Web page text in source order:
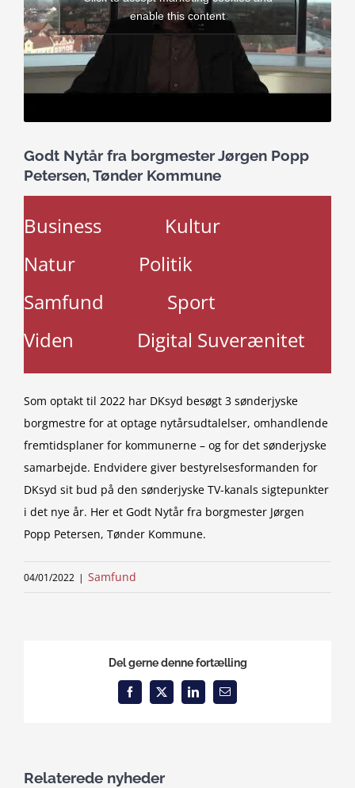
enable this content
Godt Nytår fra borgmester Jørgen Popp
Petersen, Tønder Kommune
Business
Kultur
Natur
Politik
Samfund
Sport
Viden
Digital Suverænitet
Som optakt til 2022 har DKsyd besøgt 3 sønderjyske
borgmestre for at optage nytårsudtalelser, omhandlende
fremtidsplaner for kommunerne – og for det sønderjyske
samarbejde. Endvidere giver bestyrelsesformanden for
DKsyd sit bud på den sønderjyske TV-kanals sigtepunkter
i det nye år. Her et Godt Nytår fra borgmester Jørgen
Popp Petersen, Tønder Kommune.
04/01/2022 | Samfund
Del gerne denne fortælling
Facebook
X LinkedInEmail
Relaterede nyheder